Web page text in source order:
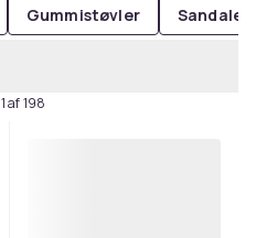
Gummistøvler Sandaler
af 198